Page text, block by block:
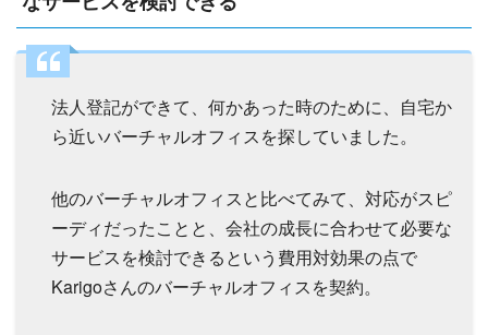
法人登記ができて、何かあった時のために、自宅か
ら近いバーチャルオフィスを探していました。
他のバーチャルオフィスと比べてみて、対応がスピ
ーディだったことと、会社の成長に合わせて必要な
サービスを検討できるという費用対効果の点で
Karigoさんのバーチャルオフィスを契約。